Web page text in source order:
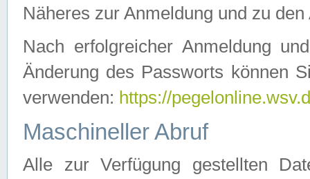
Näheres zur Anmeldung und zu
Nach erfolgreicher Anmeldung
Änderung des Passworts können
verwenden: https://
Maschineller Abruf
Alle zur Verfügung gestellten